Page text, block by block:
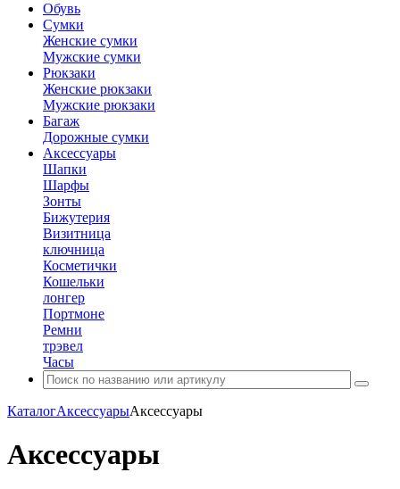
Обувь
Сумки
Женские сумки
Мужские сумки
Рюкзаки
Женские рюкзаки
Мужские рюкзаки
Багаж
Дорожные сумки
Аксессуары
Шапки
Шарфы
Зонты
Бижутерия
Визитница
ключница
Косметички
Кошельки
лонгер
Портмоне
Ремни
трэвел
Часы
КаталогАксессуарыАксессуары
Аксессуары